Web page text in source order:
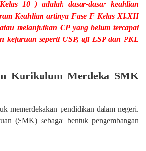
10 ) adalah dasar-dasar keahlian
Keahlian artinya Fase F Kelas XI,XII
melanjutkan CP yang belum tercapai
kejuruan seperti USP, uji LSP dan PKL
Kurikulum Merdeka SMK
memerdekakan pendidikan dalam negeri.
(SMK) sebagai bentuk pengembangan